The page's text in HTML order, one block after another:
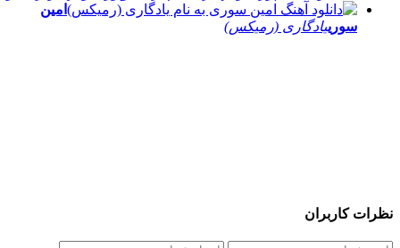
امین
سورییادگاری (رمیکس)
نظرات کاربران